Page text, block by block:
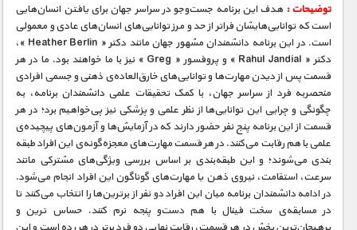
توضیحات : هدف این برنامه جست‌و‌جو در سراسر جهان برای یافتن انسان‌هایی
است که توانایی‌هایشان فراتر از حد و مرز توانایی‌های انسان‌های عادی و معمولی
است. در این برنامه دانشمندان مشهور جهان مانند دکتر « Heather Berlin »،
دکتر « Rahul Jandial » و پروفسور « Greg » نیز با ما خواهند بود. ما در هر
قسمت پس از دیدن مهارت‌ها و توانایی‌های خارق‌العاده‌ی ذهنی و جسمی افرادی
منحصر‌به فرد از سراسر جهان، با کمک تحقیقات علمی دانشمندان برنامه، به
چگونگی و چرایی این توانایی‌ها از نظر علمی و پزشکی نیز پی‌خواهیم برد؛ در هر
قسمت از این برنامه‌ پنج نفر حضور دارند که در آزمایش‌ها و آزمون‌های پیچیده‌ی
علمی با هم رقابت می‌کنند. در هر قسمت مهارت‌های معجزه‌گونه‌ی این افراد طبقه
بندی می‌شوند؛ و این طبقه‌بندی بر اساس بررسی ویژگی‌های مشترکی مانند
سرعت، استقامت، نیروی ذهن یا مهارت‌های گوناگون این افراد انجام می‌شود.
در ادامه دانشمندان برنامه میان این افراد دو نفر از برترین‌ها را انتخاب می‌کنند تا
در مسابقه‌ی سخت فینال با هم دست‌و‌ پنجه نرم کنند. حساس ترین و